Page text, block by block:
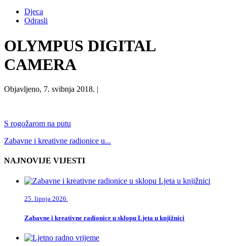
Djeca
Odrasli
OLYMPUS DIGITAL
CAMERA
Objavljeno, 7. svibnja 2018. |
S rogožarom na putu
Zabavne i kreativne radionice u...
NAJNOVIJE VIJESTI
25. lipnja 2026.
Zabavne i kreativne radionice u sklopu Ljeta u knjižnici